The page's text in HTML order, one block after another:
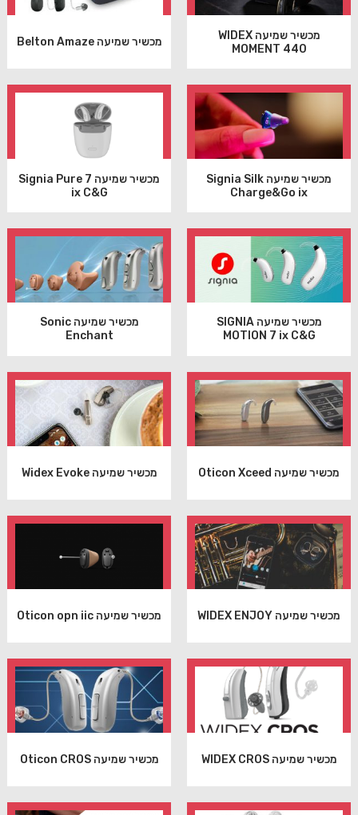
מכשיר שמיעה WIDEX
MOMENT 440
מכשיר שמיעה Belton Amaze
מכשיר שמיעה Signia Silk
Charge&Go ix
מכשיר שמיעה Signia Pure 7
ix C&G
מכשיר שמיעה SIGNIA
MOTION 7 ix C&G
מכשיר שמיעה Sonic
Enchant
מכשיר שמיעה Oticon Xceed מכשיר שמיעה Widex Evoke
מכשיר שמיעה WIDEX ENJOY מכשיר שמיעה Oticon opn iic
מכשיר שמיעה WIDEX CROS מכשיר שמיעה Oticon CROS